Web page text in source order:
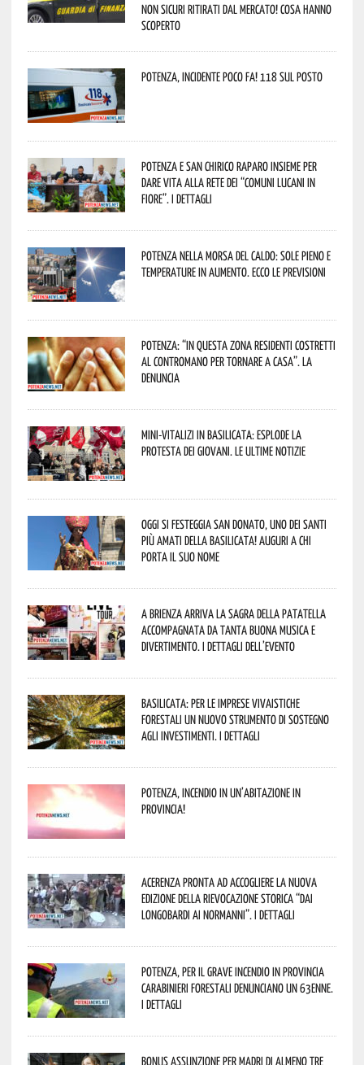
non sicuri ritirati dal mercato! Cosa hanno
scoperto
Potenza, incidente poco fa! 118 sul posto
Potenza e San Chirico Raparo insieme per
dare vita alla rete dei “Comuni Lucani in
Fiore”. I dettagli
Potenza nella morsa del caldo: sole pieno e
temperature in aumento. Ecco le previsioni
Potenza: “In questa zona residenti costretti
al contromano per tornare a casa”. La
denuncia
Mini-vitalizi in Basilicata: esplode la
protesta dei giovani. Le ultime notizie
Oggi si festeggia San Donato, uno dei Santi
più amati della Basilicata! Auguri a chi
porta il suo nome
A Brienza arriva la Sagra della Patatella
accompagnata da tanta buona musica e
divertimento. I dettagli dell’evento
Basilicata: per le imprese vivaistiche
forestali un nuovo strumento di sostegno
agli investimenti. I dettagli
Potenza, incendio in un’abitazione in
provincia!
Acerenza pronta ad accogliere la nuova
edizione della rievocazione storica “Dai
Longobardi ai Normanni”. I dettagli
Potenza, per il grave incendio in Provincia
Carabinieri forestali denunciano un 63enne.
I dettagli
Bonus assunzione per madri di almeno tre